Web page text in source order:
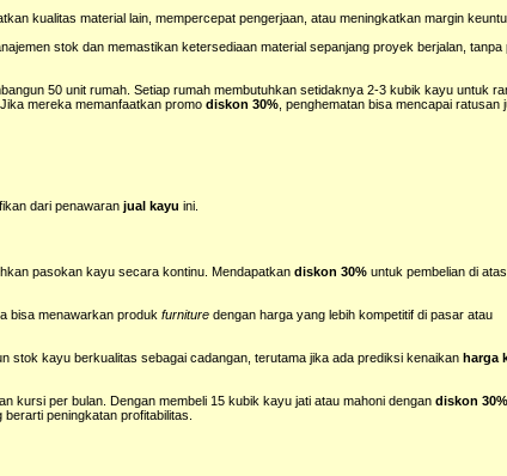
kualitas material lain, mempercepat pengerjaan, atau meningkatkan margin
stok dan memastikan ketersediaan material sepanjang proyek berjalan, tanpa
50 unit rumah. Setiap rumah membutuhkan setidaknya 2-3 kubik kayu untuk
mereka memanfaatkan promodiskon 30% , penghematan bisa mencapai ratusan
dari penawaranjual kayu ini.
pasokan kayu secara kontinu. Mendapatkandiskon 30% untuk pembelian di
bisa menawarkan produkfurniture dengan harga yang lebih kompetitif di pasar atau
stok kayu berkualitas sebagai cadangan, terutama jika ada prediksi kenaikanharga
kursi per bulan. Dengan membeli 15 kubik kayu jati atau mahoni dengandiskon 30%
peningkatan profitabilitas.